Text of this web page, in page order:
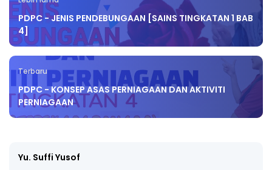
PDPC - JENIS PENDEBUNGAAN [SAINS TINGKATAN 1 BAB
4]
Terbaru
PDPC - KONSEP ASAS PERNIAGAAN DAN AKTIVITI
PERNIAGAAN
Yu. Suffi Yusof